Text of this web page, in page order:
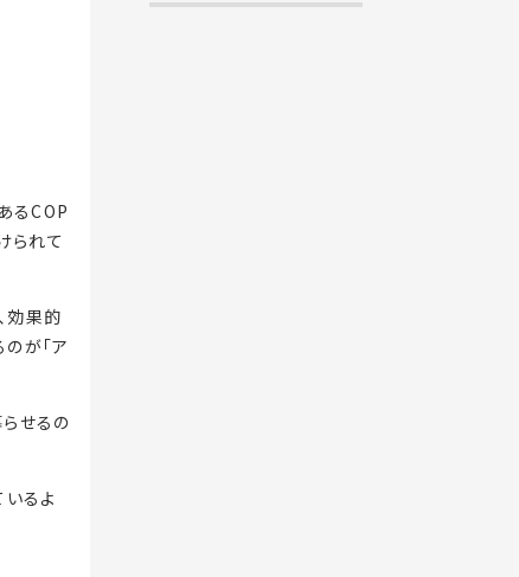
るCOP
られて
効果的
が「ア
せるの
るよ